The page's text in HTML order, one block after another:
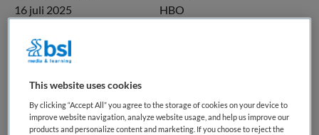
16 juli 2025 HBO
ERVARING
Ervaren
Vacature niet beschikbaar
Deze vacature Ambulant verpleegkundige/begeleider FACT
This website uses cookies
By clicking “Accept All” you agree to the storage of cookies on your device to
improve website navigation, analyze website usage, and help us improve our
products and personalize content and marketing. If you choose to reject the